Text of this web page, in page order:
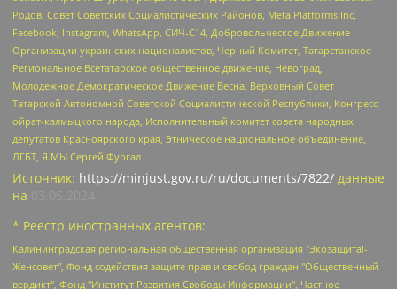
Родов, Совет Советских Социалистических Районов, Meta Platforms Inc,
Facebook, Instagram, WhatsApp, СИЧ-С14, Добровольческое Движение
Организации украинских националистов, Черный Комитет, Татарстанское
Региональное Всетатарское общественное движение, Невоград,
Молодежное Демократическое Движение Весна, Верховный Совет
Татарской Автономной Советской Социалистической Республики, Конгресс
ойрат-калмыцкого народа, Исполнительный комитет совета народных
депутатов Красноярского края, Этническое национальное объединение,
ЛГБТ, Я.МЫ Сергей Фургал
Источник: https://minjust.gov.ru/ru/documents/7822/ данные
на
* Реестр иностранных агентов:
Калининградская региональная общественная организация "Экозащита!-Женсовет", Фонд содействия защите прав и свобод граждан "Общественный вердикт", Фонд "Институт Развития Свободы Информации", Частное учреждение "Информационное агентство МЕМО. РУ", Региональная общественная организация "Общественная комиссия по сохранению наследия академика Сахарова", Фонд поддержки свободы прессы, Санкт-Петербургская общественная правозащитная организация "Гражданский контроль", Межрегиональная общественная организация "Информационно-просветительский центр "Мемориал", Региональный Фонд "Центр Защиты Прав Средств Массовой Информации", с 05.12.2023 Фонд "Центр Защиты Прав Средств массовой информации", Региональная общественная благотворительная организация помощи беженцам и мигрантам "Гражданское содействие", Негосударственное образовательное учреждение дополнительного профессионального образования (повышение квалификации) специалистов "АКАДЕМИЯ ПО ПРАВАМ ЧЕЛОВЕКА", Свердловская региональная общественная организация "Сутяжник", Автономная некоммерческая организация "Центр независимых социологических исследований", Союз общественных объединений "Российский исследовательский центр по правам человека", Региональное общественное учреждение научно-информационный центр "МЕМОРИАЛ", Некоммерческая организация "Фонд защиты гласности", Автономная некоммерческая организация "Институт прав человека", Городская общественная организация "Екатеринбургское общество "МЕМОРИАЛ", Городская общественная организация "Рязанское историко-просветительское и правозащитное общество "Мемориал" (Рязанский Мемориал), Челябинский региональный орган общественной самодеятельности – женское общественное объединение "Женщины Евразии", Челябинский региональный орган общественной самодеятельности "Уральская правозащитная группа", Фонд содействия защите здоровья и социальной справедливости имени Андрея Рылькова, Автономная Некоммерческая Организация "Аналитический Центр Юрия Левады", Автономная некоммерческая организация социальной поддержки населения "Проект Апрель", Региональная общественная организация помощи женщинам и детям, находящимся в кризисной ситуации "Информационно-методический центр "Анна", Фонд содействия развитию массовых коммуникаций и правовому просвещению "Так-так-Так", Фонд содействия устойчивому развитию "Серебряная тайга", Свердловский региональный общественный фонд социальных проектов "Новое время", "Idel.Реалии", Кавказ.Реалии, Крым.Реалии, Телеканал Настоящее Время, Татаро-башкирская служба Радио Свобода (Azatliq Radiosi), Радио Свободная Европа/Радио Свобода (PCE/PC), "Сибирь.Реалии", "Фактограф", Благотворительный фонд помощи осужденным и их семьям, Автономная некоммерческая организация "Институт глобализации и социальных движений", Фонд "В защиту прав заключенных", Частное учреждение "Центр поддержки и содействия развитию средств массовой информации", Пензенский региональный общественный благотворительный фонд "Гражданский союз", "Север.Реалии", Некоммерческая организация Фонд "Правовая инициатива", Общество с ограниченной ответственностью "Радио Свободная Европа/Радио Свобода", Чешское информационное агентство "MEDIUM-ORIENT", Красноярская региональная общественная организация "Мы против СПИДа", Камалягин Денис Николаевич, Маркелов Сергей Евгеньевич, Пономарев Лев Александрович, Савицкая Людмила Алексеевна, Автономная некоммерческая организация "Центр по работе с проблемой насилия "НАСИЛИЮ.НЕТ", Межрегиональный профессиональный союз работников здравоохранения "Альянс врачей", Юридическое лицо, зарегистрированное в Латвийской Республике, SIA "Medusa Project" (регистрационный номер 40103797863, дата регистрации 10.06.2014), Некоммерческая организация "Фонд по борьбе с коррупцией", Автономная некоммерческая организация "Институт права и публичной политики", Баданин Роман Сергеевич, Гликин Максим Александрович, Железнова Мария Михайловна, Лукьянова Юлия Сергеевна, Маетная Елизавета Витальевна, Маняхин Петр Борисович, Чуракова Ольга Владимировна, Ярош Юлия Петровна, Юридическое лицо "The Insider SIA", зарегистрированное в Риге, Латвийская Республика (дата регистрации 26.06.2015), являющееся администратором доменного имени интернет-издания "The Insider SIA", https://theins.ru, Постернак Алексей Евгеньевич, Рубин Михаил Аркадьевич, Анин Роман Александрович, Юридическое лицо Istories fonds, зарегистрированное в Латвийской Республике (регистрационный номер 50008295751, дата регистрации 24.02.2020), Великовский Дмитрий Александрович, Долинина Ирина Николаевна, Мароховская Алеся Алексеевна, Шлейнов Роман Юрьевич, Шмагун Олеся Валентиновна, Общество с ограниченной ответственностью "Альтаир 2021", Общество с ограниченной ответственностью "Вега 2021", Общество с ограниченной ответственностью "Главный редактор 2021", Общество с ограниченной ответственностью "Ромашки монолит", Важенков Артем Валерьевич, Ивановская областная общественная организация "Центр гендерных исследований", Гурман Юрий Альбертович, Медиапроект "ОВД-Инфо", Егоров Владимир Владимирович, Жилинский Владимир Александрович, Общество с ограниченной ответственностью "ЗП", Иванова София Юрьевна, Карезина Инна Павловна, Кильтау Екатерина Викторовна, Петров Алексей Викторович, Пискунов Сергей Евгеньевич, Смирнов Сергей Сергеевич, Тихонов Михаил Сергеевич, Общество с ограниченной ответственностью "ЖУРНАЛИСТ-ИНОСТРАННЫЙ АГЕНТ", Арапова Галина Юрьевна, Вольтская Татьяна Анатольевна, Американская компания "Mason G.E.S. Anonymous Foundation" (США), являющаяся владельцем интернет-издания https://mnews.world/, Компания "Stichting Bellingcat", зарегистрированная в Нидерландах (дата регистрации 11.07.2018), Захаров Андрей Вячеславович, Клепиковская Екатерина Дмитриевна, Общество с ограниченной ответственностью "МЕМО", Перл Роман Александрович, Симонов Евгений Алексеевич, Соловьева Елена Анатольевна, Сотников Даниил Владимирович, Сурначева Елизавета Дмитриевна, Автономная некоммерческая организация по защите прав человека и информированию населения "Якутия – Наше Мнение", Общество с ограниченной ответственностью "Москоу диджитал медиа", с 26.01.2023 Общество с ограниченной ответственностью "Чайка Белые сады", Ветошкина Валерия Валерьевна, Заговора Максим Александрович, Межрегиональное общественное движение "Российская ЛГБТ - сеть", Оленичев Максим Владимирович, Павлов Иван Юрьевич, Скворцова Елена Сергеевна, Общество с ограниченной ответственностью "Как бы инагент", Кочетков Игорь Викторович, Общество с ограниченной ответственностью "Честные выборы", Еланчик Олег Александрович, Общество с ограниченной ответственностью "Нобелевский призыв", Гималова Регина Эмилевна, Григорьев Андрей Валерьевич, Григорьева Алина Александровна, Ассоциация по содействию защите прав призывников, альтернативнослужащих и военнослужащих "Правозащитная группа "Гражданин.Армия.Право", Хисамова Регина Фаритовна, Автономная некоммерческая организация по реализации социально-правовых программ "Лилит", Дальневосточное общественное движение "Маяк", Санкт-Петербургская ЛГБТ-инициативная группа "Выход", Инициативная группа ЛГБТ+ "Реверс", Алексеев Андрей Викторович, Бекбулатова Таисия Львовна, Беляев Иван Михайлович, Владыкина Елена Сергеевна, Гельман Марат Александрович, Никульшина Вероника Юрьевна, Толоконникова Надежда Андреевна, Шендерович Виктор Анатольевич, Общество с ограниченной ответственностью "Данное сообщение", Общество с ограниченной ответственностью Издательский дом "Новая глава", Айнбиндер Александра Александровна, Московский комьюнити-центр для ЛГБТ+инициатив, Благотворительный фонд развития филантропии, Deutsche Welle (Германия, Kurt-Schumacher-Strasse 3, 53113 Bonn), Борзунова Мария Михайловна, Воробьев Виктор Викторович, Голубева Анна Львовна, Константинова Алла Михайловна, Малкова Ирина Владимировна, Мурадов Мурад Абдулгалимович, Осетинская Елизавета Николаевна, Понасенков Евгений Николаевич, Ганапольский Матвей Юрьевич, Киселев Евгений Алексеевич, Борухович Ирина Григорьевна, Дремин Иван Тимофеевич, Дубровский Дмитрий Викторович, Красноярская региональная общественная организация поддержки и развития альтернативных образовательных технологий и межкультурных коммуникаций "ИНТЕРРА", Маяковская Екатерина Алексеевна, Фейгин Марк Захарович, Филимонов Андрей Викторович, Дзугкоева Регина Николаевна, Доброхотов Роман Александрович, Дудь Юрий Александрович, Елкин Сергей Владимирович, Кругликов Кирилл Игоревич, Сабунаева Мария Леонидовна, Семенов Алексей Владимирович, Шаинян Карен Багратович, Шульман Екатерина Михайловна, Асафьев Артур Валерьевич, Вахштайн Виктор Семенович, Венедиктов Алексей Алексеевич, Лушникова Екатерина Евгеньевна, Волков Леонид Михайлович, Невзоров Александр Глебович, Пархоменко Сергей Борисович, Сироткин Ярослав Николаевич, Кара-Мурза Владимир Владимирович, Баранова Наталья Владимировна, Гозман Леонид Яковлевич, Кагарлицкий Борис Юльевич, Климарев Михаил Валерьевич, Милов Владимир Станиславович, Автономная некоммерческая организация Краснодарский центр современного искусства "Типография", Моргенштерн Алишер Тагирович, Соболь Любовь Эдуардовна, Общество с ограниченной ответственностью "ЛИЗА НОРМ", Каспаров Гарри Кимович, Ходорковский Михаил Борисович, Общество с ограниченной ответственностью "Апрельские тезисы", Данилович Ирина Брониславовна, Кашин Олег Владимирович, Петров Николай Владимирович, Пивоваров Алексей Владимирович, Соколов Михаил Владимирович, Цветкова Юлия Владимировна, Чичваркин Евгений Александрович, Комитет против пыток/Команда против пыток, Общество с ограниченной ответственностью "Первый научный", Общество с ограниченной ответственностью "Вертолет и ко", Белоцерковская Вероника Борисовна, Кац Максим Евгеньевич, Лазарева Татьяна Юрьевна, Шаведдинов Руслан Табризович, Яшин Илья Валерьевич, Общество с ограниченной ответственностью "Иноагент ААВ", Алешковский Дмитрий Петрович, Альбац Евгения Марковна, Быков Дмитрий Львович, Галямина Юлия Евгеньевна, Лойко Сергей Леонидович, Мартынов Кирилл Константинович, Медведев Сергей Александрович, Крашенинников Федор Геннадиевич, Гордеева Катерина Вл